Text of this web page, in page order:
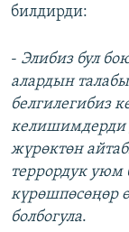
билдирди:
- Элибиз бул
алардын
белгилегибиз
келишимдерди
жүрөктөн
террордук уюм
күрөшпөсөңөр
болбогула.